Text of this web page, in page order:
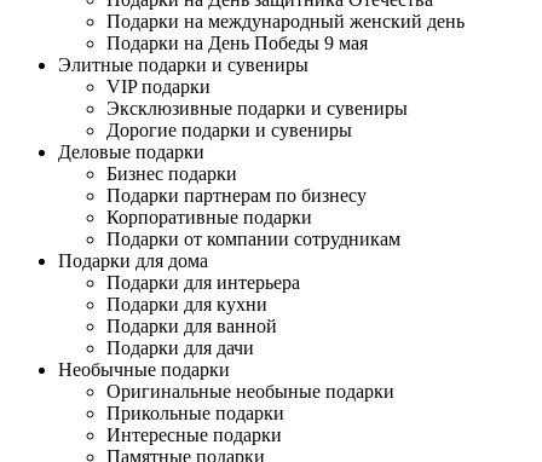
Подарки на международный женский день
Подарки на День Победы 9 мая
Элитные подарки и сувениры
VIP подарки
Эксклюзивные подарки и сувениры
Дорогие подарки и сувениры
Деловые подарки
Бизнес подарки
Подарки партнерам по бизнесу
Корпоративные подарки
Подарки от компании сотрудникам
Подарки для дома
Подарки для интерьера
Подарки для кухни
Подарки для ванной
Подарки для дачи
Необычные подарки
Оригинальные необыные подарки
Прикольные подарки
Интересные подарки
Памятные подарки